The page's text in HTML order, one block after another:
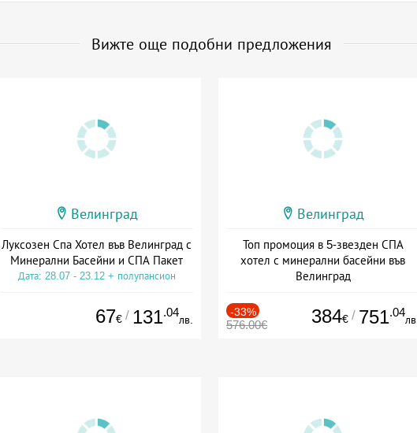
Вижте още подобни предложения
Велинград
Луксозен Спа Хотел във Велинград с
Минерални Басейни и СПА Пакет
Дата: 28.07 - 23.12 + полупансион
67€ / 131.04
лв.
Велинград
Топ промоция в 5-звезден СПА
хотел с минерални басейни във
Велинград
-33%
576.00€ 384€ / 751.04
лв.